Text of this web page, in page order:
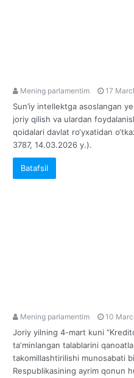
Mening parlamentim 17
Sun’iy intellektga asoslangan
joriy qilish va ulardan
qoidalari davlat ro‘yxatidan
3787, 14.03.2026 y.).
Batafsil
Mening parlamentim 10
Joriy yilning 4-mart kuni
taʼminlangan talablarini
takomillashtirilishi munosabati
Respublikasining ayrim qonun